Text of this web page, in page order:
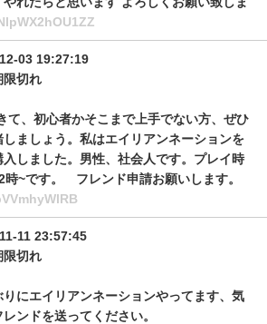
03 19:27:19
限切れ
て、初心者かそこまで上手でない方、ぜひ
しましょう。私はエイリアンネーションを
入しました。男性、社会人です。プレイ時
時~です。 フレンド申請お願いします。
11 23:57:45
限切れ
りにエイリアンネーションやってます、気
ンドを送ってください。